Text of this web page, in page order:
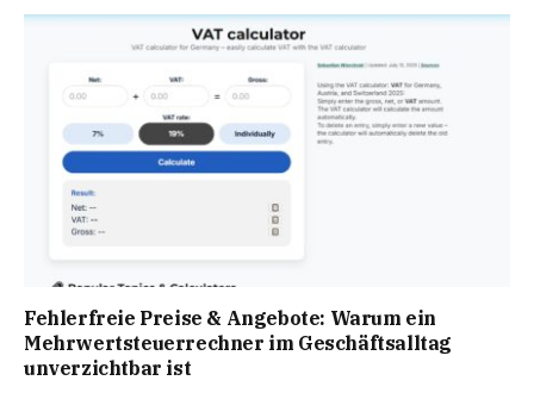
Fehlerfreie Preise & Angebote: Warum ein
Mehrwertsteuerrechner im Geschäftsalltag
unverzichtbar ist